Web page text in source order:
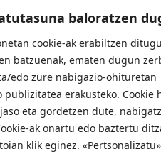
baloratzen
cookie-ak erabiltzen
batzuenak, ematen dugun
edo zure nabigazio-ohituretan
erakusteko. Cookie
eta gordetzen dute,
ak onartu edo baztertu
klik eginez.
UDALA
plaza,1
Orio (Gipuzkoa)
83 03 46